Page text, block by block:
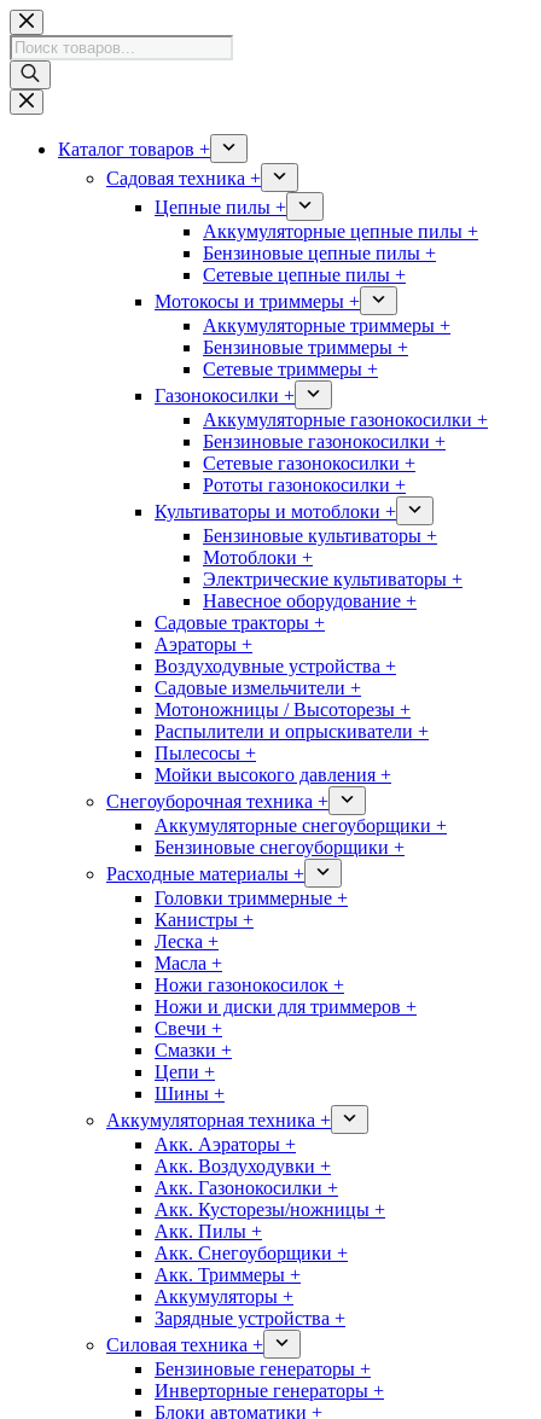
Перейти
к
сути
Поиск
товаров
Каталог товаров +
Садовая техника +
Цепные пилы +
Аккумуляторные цепные пилы +
Бензиновые цепные пилы +
Сетевые цепные пилы +
Мотокосы и триммеры +
Аккумуляторные триммеры +
Бензиновые триммеры +
Сетевые триммеры +
Газонокосилки +
Аккумуляторные газонокосилки +
Бензиновые газонокосилки +
Сетевые газонокосилки +
Рототы газонокосилки +
Культиваторы и мотоблоки +
Бензиновые культиваторы +
Мотоблоки +
Электрические культиваторы +
Навесное оборудование +
Садовые тракторы +
Аэраторы +
Воздуходувные устройства +
Садовые измельчители +
Мотоножницы / Высоторезы +
Распылители и опрыскиватели +
Пылесосы +
Мойки высокого давления +
Снегоуборочная техника +
Аккумуляторные снегоуборщики +
Бензиновые снегоуборщики +
Расходные материалы +
Головки триммерные +
Канистры +
Леска +
Масла +
Ножи газонокосилок +
Ножи и диски для триммеров +
Свечи +
Смазки +
Цепи +
Шины +
Аккумуляторная техника +
Акк. Аэраторы +
Акк. Воздуходувки +
Акк. Газонокосилки +
Акк. Кусторезы/ножницы +
Акк. Пилы +
Акк. Снегоуборщики +
Акк. Триммеры +
Аккумуляторы +
Зарядные устройства +
Силовая техника +
Бензиновые генераторы +
Инверторные генераторы +
Блоки автоматики +